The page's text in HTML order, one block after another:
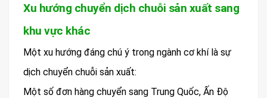
Xu hướng chuyển dịch chuỗi sản xuất sang
khu vực khác
Một xu hướng đáng chú ý trong ngành cơ khí là sự
dịch chuyển chuỗi sản xuất:
Một số đơn hàng chuyển sang Trung Quốc, Ấn Độ